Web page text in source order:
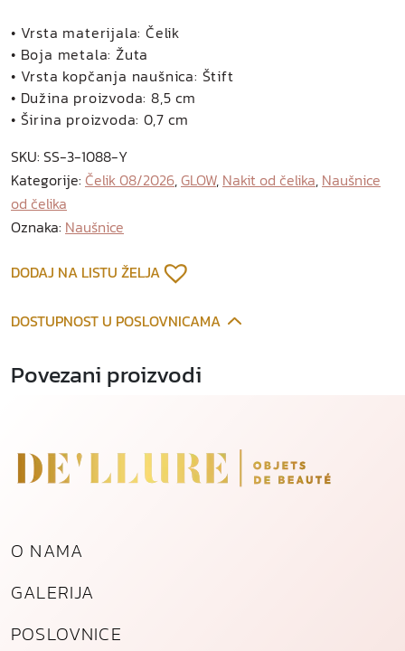
n
k
a
n
a
š
n
i
c
o
p
l
o
e
i
a
• Vrsta materijala: Čelik
• Boja metala: Žuta
• Vrsta kopčanja naušnica: Štift
• Dužina proizvoda: 8,5 cm
• Širina proizvoda: 0,7 cm
SKU: SS-3-1088-Y
Kategorije: Čelik 08/2026,GLOW, Nakit od čelika, Naušnice
od čelika
Oznaka: Naušnice
DODAJ NA LISTU ŽELJA
DOSTUPNOST U POSLOVNICAMA
Povezani proizvodi
O NAMA
GALERIJA
POSLOVNICE